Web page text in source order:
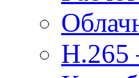
H.265